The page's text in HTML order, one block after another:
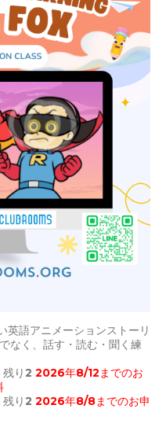
語アニメーションストーリ
なく、話す・読む・聞く練
り2 2026年8/12までのお
り2 2026年8/8までのお申